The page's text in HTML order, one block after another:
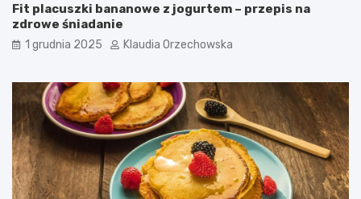
Fit placuszki bananowe z jogurtem – przepis na
zdrowe śniadanie
1 grudnia 2025 Klaudia Orzechowska